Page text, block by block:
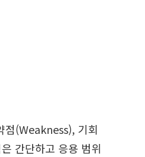
점(Weakness), 기회
간단하고 응용 범위